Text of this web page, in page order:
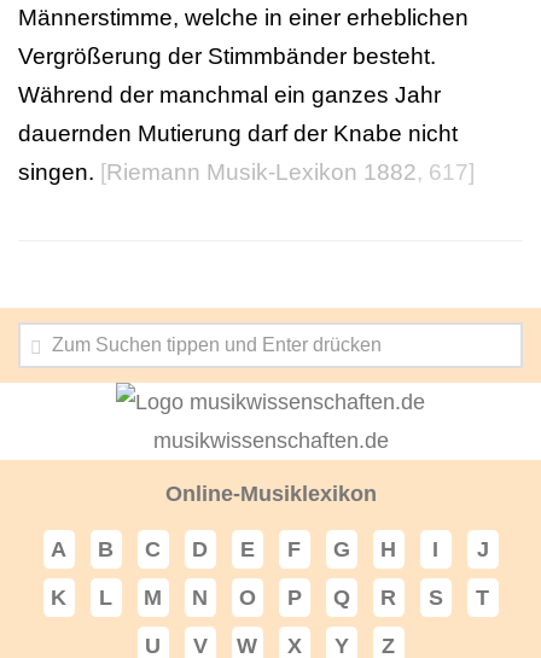
Männerstimme, welche in einer erheblichen
Vergrößerung der Stimmbänder besteht.
Während der manchmal ein ganzes Jahr
dauernden Mutierung darf der Knabe nicht
singen. [Riemann Musik-Lexikon 1882, 617]
musikwissenschaften.de
Online-Musiklexikon
A B C D E F G H I
J
K
L M N O P Q R S
T
U
V W X Y Z